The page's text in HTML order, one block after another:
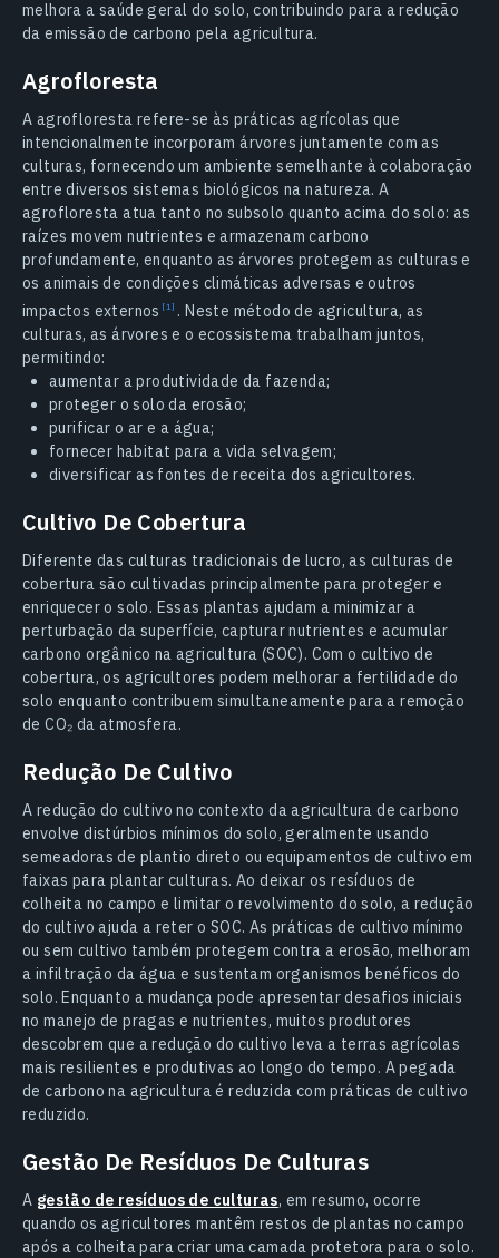
melhora a saúde geral do solo, contribuindo para a redução
da emissão de carbono pela agricultura.
Agrofloresta
A agrofloresta refere-se às práticas agrícolas que
intencionalmente incorporam árvores juntamente com as
culturas, fornecendo um ambiente semelhante à colaboração
entre diversos sistemas biológicos na natureza. A
agrofloresta atua tanto no subsolo quanto acima do solo: as
raízes movem nutrientes e armazenam carbono
profundamente, enquanto as árvores protegem as culturas e
os animais de condições climáticas adversas e outros
impactos externos . Neste método de agricultura, as
culturas, as árvores e o ecossistema trabalham juntos,
permitindo:
aumentar a produtividade da fazenda;
proteger o solo da erosão;
purificar o ar e a água;
fornecer habitat para a vida selvagem;
diversificar as fontes de receita dos agricultores.
Cultivo De Cobertura
Diferente das culturas tradicionais de lucro, as culturas de
cobertura são cultivadas principalmente para proteger e
enriquecer o solo. Essas plantas ajudam a minimizar a
perturbação da superfície, capturar nutrientes e acumular
carbono orgânico na agricultura (SOC). Com o cultivo de
cobertura, os agricultores podem melhorar a fertilidade do
solo enquanto contribuem simultaneamente para a remoção
de CO₂ da atmosfera.
Redução De Cultivo
A redução do cultivo no contexto da agricultura de carbono
envolve distúrbios mínimos do solo, geralmente usando
semeadoras de plantio direto ou equipamentos de cultivo em
faixas para plantar culturas. Ao deixar os resíduos de
colheita no campo e limitar o revolvimento do solo, a redução
do cultivo ajuda a reter o SOC. As práticas de cultivo mínimo
ou sem cultivo também protegem contra a erosão, melhoram
a infiltração da água e sustentam organismos benéficos do
solo. Enquanto a mudança pode apresentar desafios iniciais
no manejo de pragas e nutrientes, muitos produtores
descobrem que a redução do cultivo leva a terras agrícolas
mais resilientes e produtivas ao longo do tempo. A pegada
de carbono na agricultura é reduzida com práticas de cultivo
reduzido.
Gestão De Resíduos De Culturas
A gestão de resíduos de culturas, em resumo, ocorre
quando os agricultores mantêm restos de plantas no campo
após a colheita para criar uma camada protetora para o solo.